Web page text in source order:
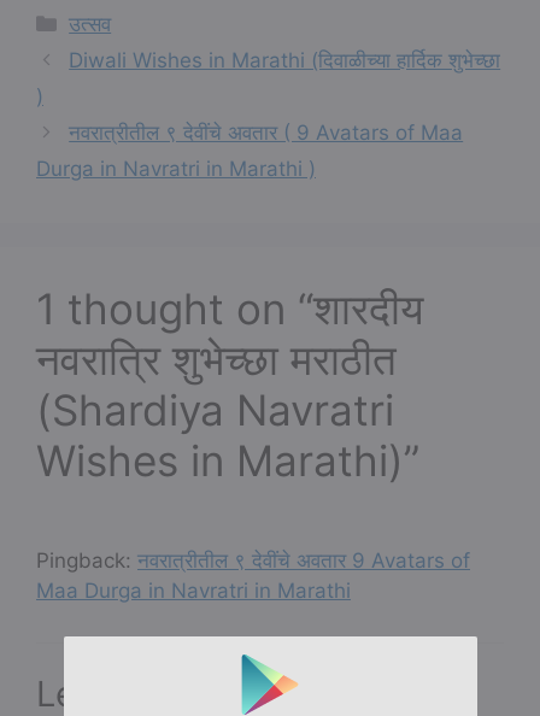
Categories
उत्सव
Diwali Wishes in Marathi (दिवाळीच्या हार्दिक शुभेच्छा
)
नवरात्रीतील ९ देवींचे अवतार ( 9 Avatars of Maa
Durga in Navratri in Marathi )
1 thought on “शारदीय
नवरात्रि शुभेच्छा मराठीत
(Shardiya Navratri
Wishes in Marathi)”
Pingback: नवरात्रीतील ९ देवींचे अवतार 9 Avatars of
Maa Durga in Navratri in Marathi
Leave a Comment